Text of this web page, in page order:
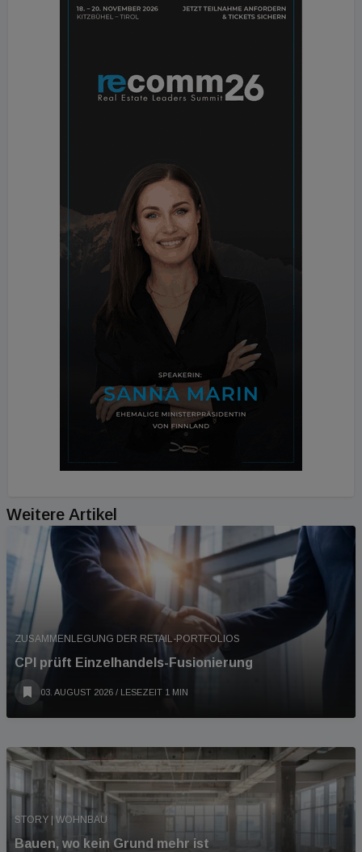
Weitere Artikel
ZUSAMMENLEGUNG DER RETAIL-PORTFOLIOS
CPI prüft Einzelhandels-Fusionierung
03. AUGUST 2026 / LESEZEIT 1 MIN
STORY | WOHNBAU
Bauen, wo kein Grund mehr ist